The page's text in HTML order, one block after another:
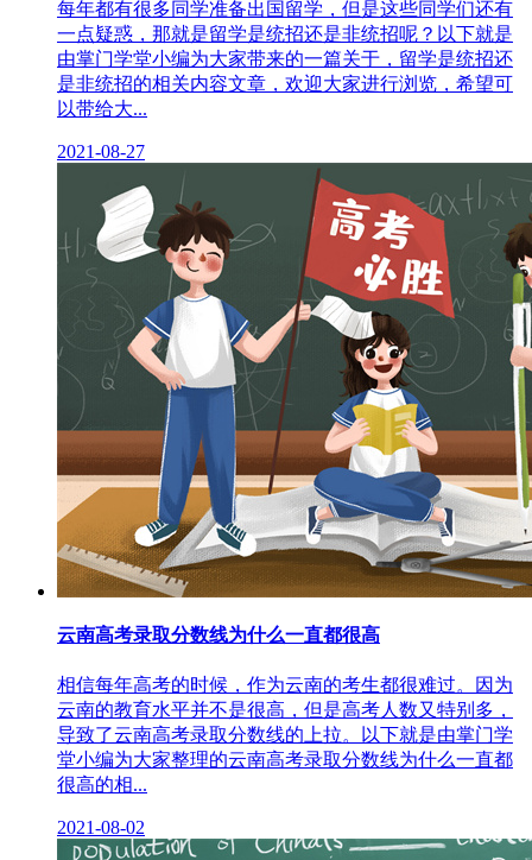
每年都有很多同学准备出国留学，但是这些同学们还有
一点疑惑，那就是留学是统招还是非统招呢？以下就是
由掌门学堂小编为大家带来的一篇关于，留学是统招还
是非统招的相关内容文章，欢迎大家进行浏览，希望可
以带给大...
2021-08-27
云南高考录取分数线为什么一直都很高
相信每年高考的时候，作为云南的考生都很难过。因为
云南的教育水平并不是很高，但是高考人数又特别多，
导致了云南高考录取分数线的上拉。以下就是由掌门学
堂小编为大家整理的云南高考录取分数线为什么一直都
很高的相...
2021-08-02